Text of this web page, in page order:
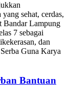
sehat, cerdas,
Bandar Lampung
7 sebagai
dan
Guna Karya
Bantuan